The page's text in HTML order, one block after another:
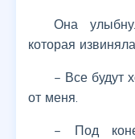
Она
которая
– Все будут
от меня.
– Под